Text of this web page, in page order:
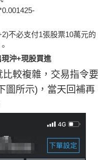
不必支付1張股票10萬元的
沖+現股買進
比較複雜，交易指令要
圖所示)，當天回補再